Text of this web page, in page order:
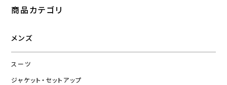
商品カテゴリ
メンズ
スーツ
ジャケット・セットアップ